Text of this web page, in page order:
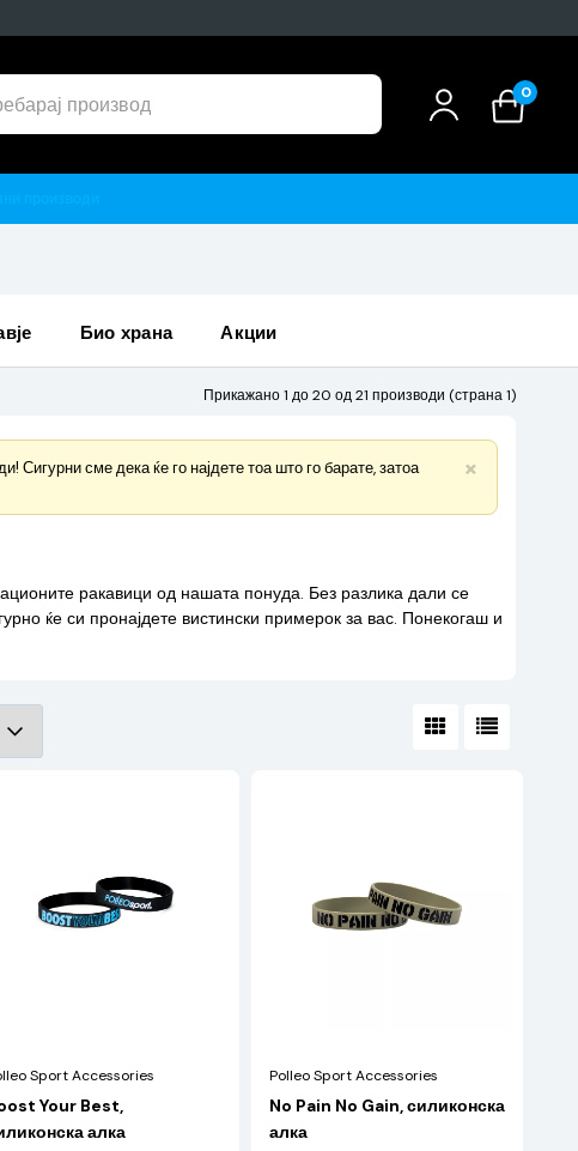
0
био храна акции
Прикажано 1 до 20 од 21 производи (страна 1)
сме дека ќе го најдете тоа што го барате, затоа
×
ракавици од нашата понуда. Без разлика дали се
ќе си пронајдете вистински примерок за вас. Понекогаш и
Sport Accessories
Your Best,
алка
Polleo Sport Accessories
No Pain No Gain, силиконска
алка